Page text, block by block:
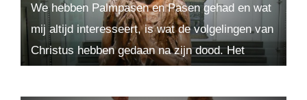
We hebben Palmpasen en Pasen gehad en wat
mij altijd interesseert, is wat de volgelingen van
Christus hebben gedaan na zijn dood. Het